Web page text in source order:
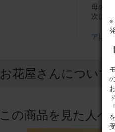
母の
次はお
アレ
ブルー
誕生
お花屋さんについて
この商品を見た人へ
※